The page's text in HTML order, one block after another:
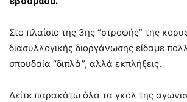
Στο πλαίσιο της 3ης “στροφής” της
διασυλλογικής διοργάνωσης είδαμε
σπουδαία “διπλά”, αλλά εκπλήξεις.
Δείτε παρακάτω όλα τα γκολ της